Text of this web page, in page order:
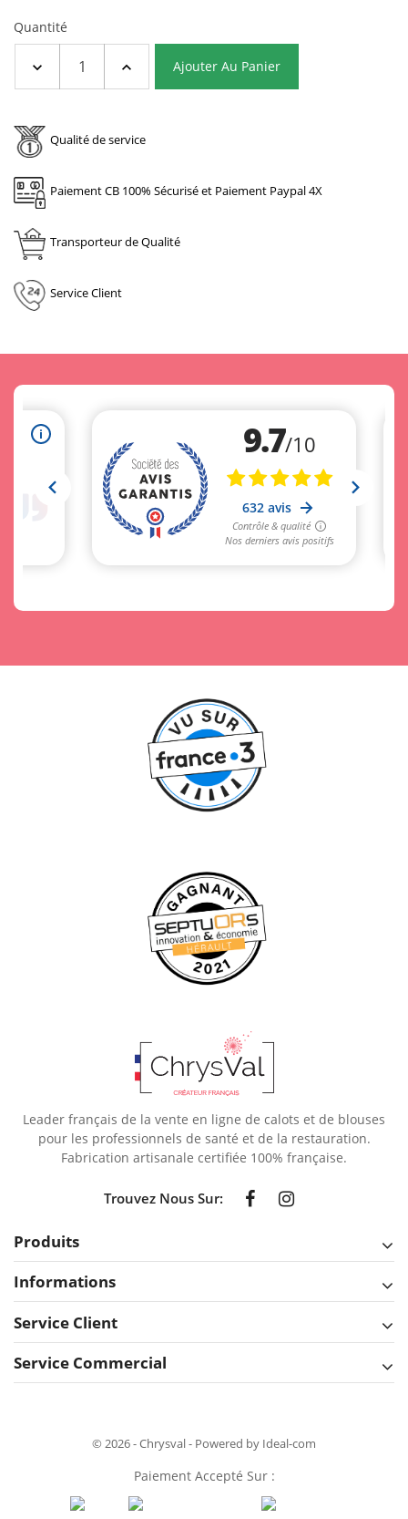
Quantité
Ajouter Au Panier
Qualité de service
Paiement CB 100% Sécurisé et Paiement Paypal 4X
Transporteur de Qualité
Service Client
Leader français de la vente en ligne de calots et de blouses
pour les professionnels de santé et de la restauration.
Fabrication artisanale certifiée 100% française.
Trouvez Nous Sur:
Produits
Informations
Service Client
Service Commercial
© 2026 - Chrysval - Powered by Ideal-com
Paiement Accepté Sur :